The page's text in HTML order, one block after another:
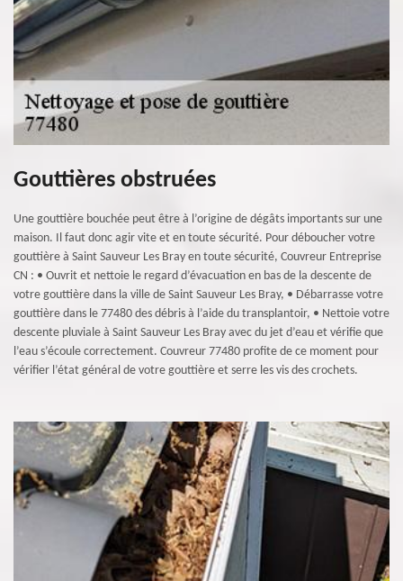
Gouttières obstruées
Une gouttière bouchée peut être à l’origine de dégâts importants sur une
maison. Il faut donc agir vite et en toute sécurité. Pour déboucher votre
gouttière à Saint Sauveur Les Bray en toute sécurité, Couvreur Entreprise
CN : • Ouvrit et nettoie le regard d’évacuation en bas de la descente de
votre gouttière dans la ville de Saint Sauveur Les Bray, • Débarrasse votre
gouttière dans le 77480 des débris à l’aide du transplantoir, • Nettoie votre
descente pluviale à Saint Sauveur Les Bray avec du jet d’eau et vérifie que
l’eau s’écoule correctement. Couvreur 77480 profite de ce moment pour
vérifier l’état général de votre gouttière et serre les vis des crochets.